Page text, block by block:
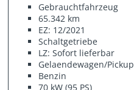
Gebrauchtfahrzeug
65.342 km
EZ: 12/2021
Schaltgetriebe
LZ: Sofort lieferbar
Gelaendewagen/Pickup
Benzin
70 kW (95 PS)